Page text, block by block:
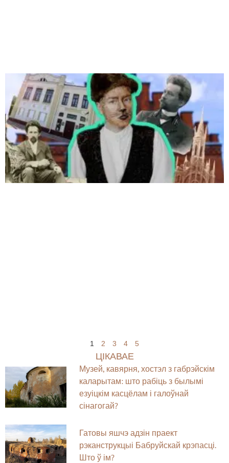
1 2 3 4 5
ЦІКАВАЕ
Музей, кавярня, хостэл з габрэйскім
каларытам: што рабіць з былымі
езуіцкім касцёлам і галоўнай
сінагогай?
Гатовы яшчэ адзін праект
рэканструкцыі Бабруйскай крэпасці.
Што ў ім?